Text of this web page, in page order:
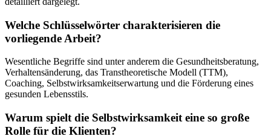
Welche Schlüsselwörter charakterisieren die
vorliegende Arbeit?
Wesentliche Begriffe sind unter anderem die Gesundheitsberatung,
Verhaltensänderung, das Transtheoretische Modell (TTM),
Coaching, Selbstwirksamkeitserwartung und die Förderung eines
gesunden Lebensstils.
Warum spielt die Selbstwirksamkeit eine so große
Rolle für die Klienten?